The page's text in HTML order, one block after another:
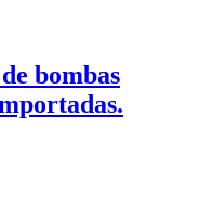
bombas